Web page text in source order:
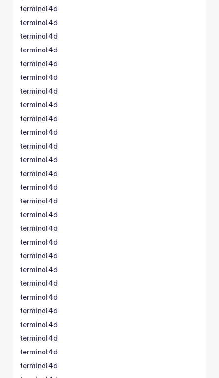
terminal4d
terminal4d
terminal4d
terminal4d
terminal4d
terminal4d
terminal4d
terminal4d
terminal4d
terminal4d
terminal4d
terminal4d
terminal4d
terminal4d
terminal4d
terminal4d
terminal4d
terminal4d
terminal4d
terminal4d
terminal4d
terminal4d
terminal4d
terminal4d
terminal4d
terminal4d
terminal4d